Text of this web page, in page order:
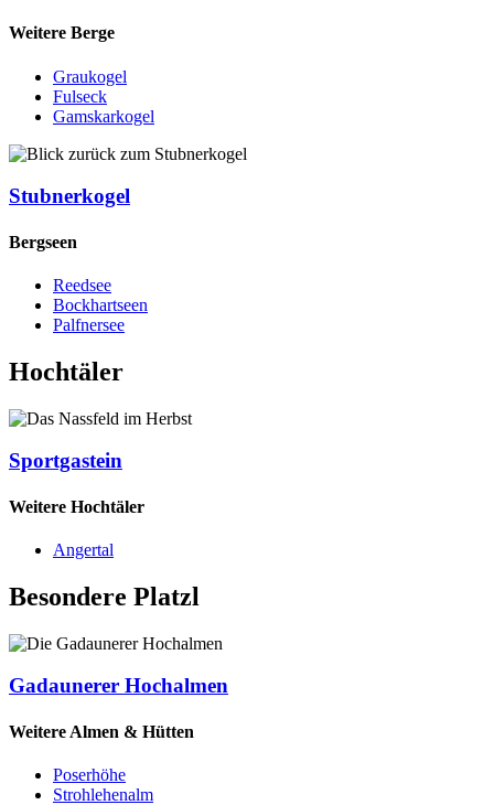
Weitere Berge
Graukogel
Fulseck
Gamskarkogel
Stubnerkogel
Bergseen
Reedsee
Bockhartseen
Palfnersee
Hochtäler
Sportgastein
Weitere Hochtäler
Angertal
Besondere Platzl
Gadaunerer Hochalmen
Weitere Almen & Hütten
Poserhöhe
Strohlehenalm